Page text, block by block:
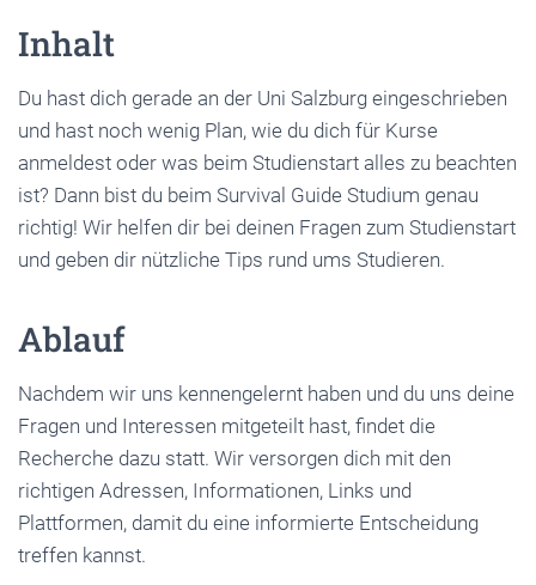
Inhalt
Du hast dich gerade an der Uni Salzburg eingeschrieben
und hast noch wenig Plan, wie du dich für Kurse
anmeldest oder was beim Studienstart alles zu beachten
ist? Dann bist du beim Survival Guide Studium genau
richtig! Wir helfen dir bei deinen Fragen zum Studienstart
und geben dir nützliche Tips rund ums Studieren.
Ablauf
Nachdem wir uns kennengelernt haben und du uns deine
Fragen und Interessen mitgeteilt hast, findet die
Recherche dazu statt. Wir versorgen dich mit den
richtigen Adressen, Informationen, Links und
Plattformen, damit du eine informierte Entscheidung
treffen kannst.